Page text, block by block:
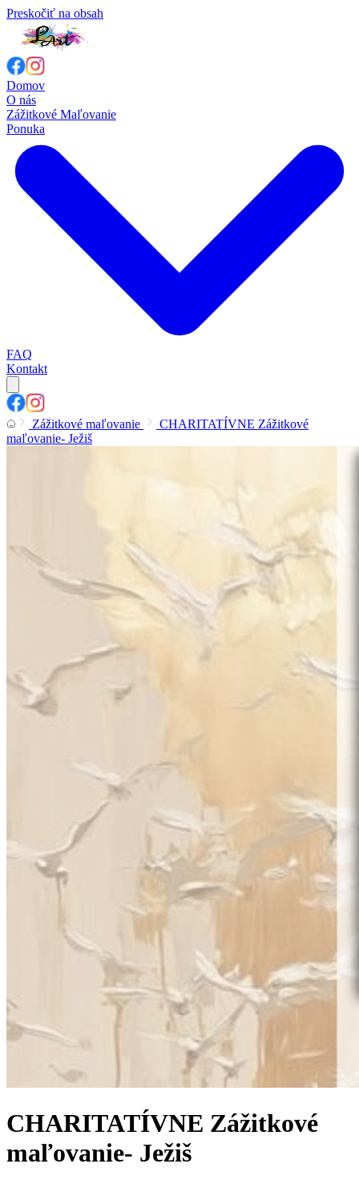
Preskočiť na obsah
Domov
O nás
Zážitkové Maľovanie
Ponuka
FAQ
Kontakt
Zážitkové maľovanie
CHARITATÍVNE Zážitkové
maľovanie- Ježiš
CHARITATÍVNE Zážitkové
maľovanie- Ježiš